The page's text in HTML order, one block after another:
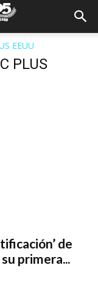
EEUU
PLUS
de
primera...